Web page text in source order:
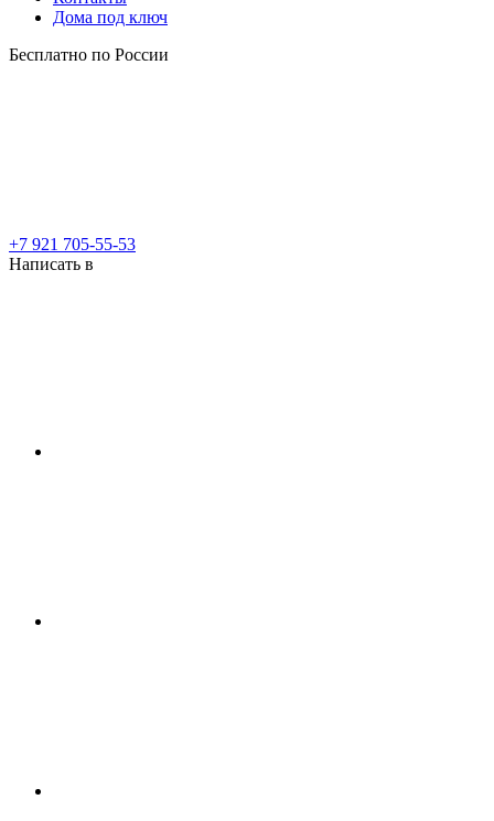
Дома под ключ
Бесплатно по России
+7 921 705-55-53
Написать в